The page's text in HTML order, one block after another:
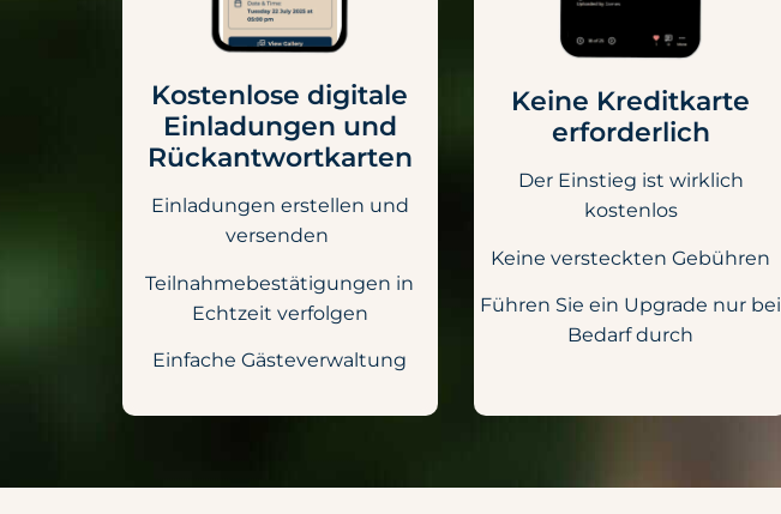
Kostenlose digitale
Einladungen und
Rückantwortkarten
Einladungen erstellen und
versenden
Teilnahmebestätigungen in
Echtzeit verfolgen
Einfache Gästeverwaltung
Keine Kreditkarte
erforderlich
Der Einstieg ist wirklich
kostenlos
Keine versteckten Gebühren
Führen Sie ein Upgrade nur bei
Bedarf durch